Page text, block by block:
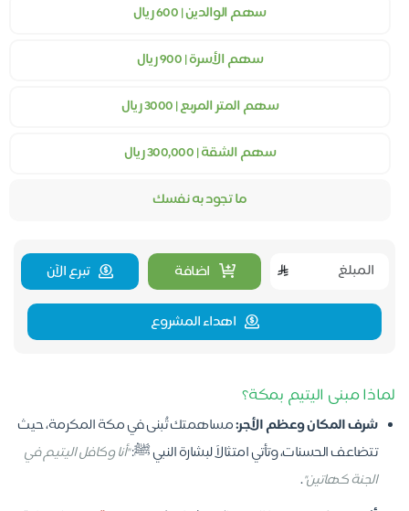
سهم الوالدين | 600 ريال
سهم الأسرة | 900 ريال
سهم المتر المربع | 3000 ريال
سهم الشقة | 300,000 ريال
ما تجود به نفسك
اضافة تبرع الآن
اهداء المشروع
لماذا مبنى اليتيم بمكة؟
شرف المكان وعظم الأجر:مساهمتك تُبنى في مكة المكرمة، حيث
تتضاعف الحسنات، وتأتي امتثالاً لبشارة النبي ﷺ:"أنا وكافل اليتيم في
الجنة كهاتين".